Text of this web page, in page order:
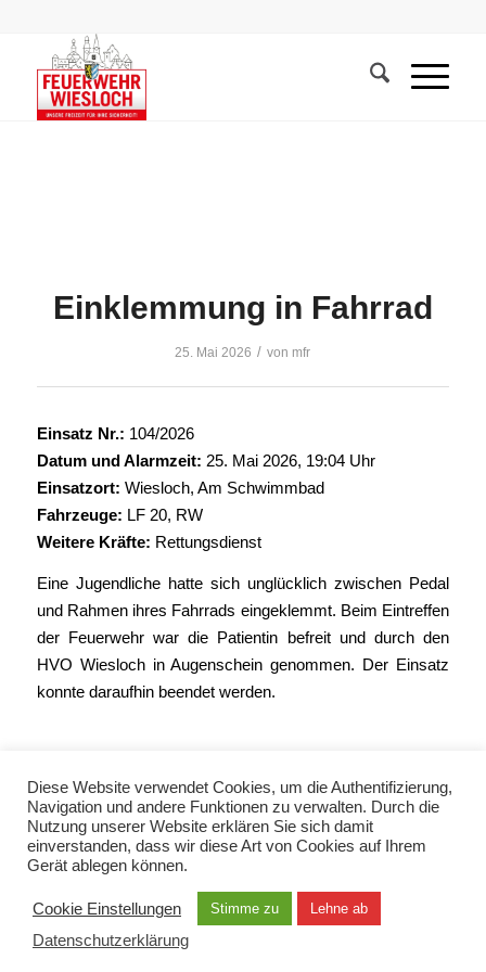
Einklemmung in Fahrrad
25. Mai 2026 / von mfr
Einsatz Nr.: 104/2026
Datum und Alarmzeit: 25. Mai 2026, 19:04 Uhr
Einsatzort: Wiesloch, Am Schwimmbad
Fahrzeuge: LF 20, RW
Weitere Kräfte: Rettungsdienst
Eine Jugendliche hatte sich unglücklich zwischen Pedal
und Rahmen ihres Fahrrads eingeklemmt. Beim Eintreffen
der Feuerwehr war die Patientin befreit und durch den
HVO Wiesloch in Augenschein genommen. Der Einsatz
konnte daraufhin beendet werden.
© Copyright 2021 - Freiwillige Feuerwehr Wiesloch -Enfold Theme by Kriesi
Datenschutzerklärung Impressum
Diese Website verwendet Cookies, um die Authentifizierung,
Navigation und andere Funktionen zu verwalten. Durch die
Nutzung unserer Website erklären Sie sich damit
einverstanden, dass wir diese Art von Cookies auf Ihrem
Gerät ablegen können.
Cookie Einstellungen Stimme zu Lehne ab
Datenschutzerklärung